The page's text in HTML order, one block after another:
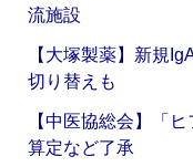
流施設
【大塚製薬】新規
切り替えも
【中医協総会】「
算定など了承